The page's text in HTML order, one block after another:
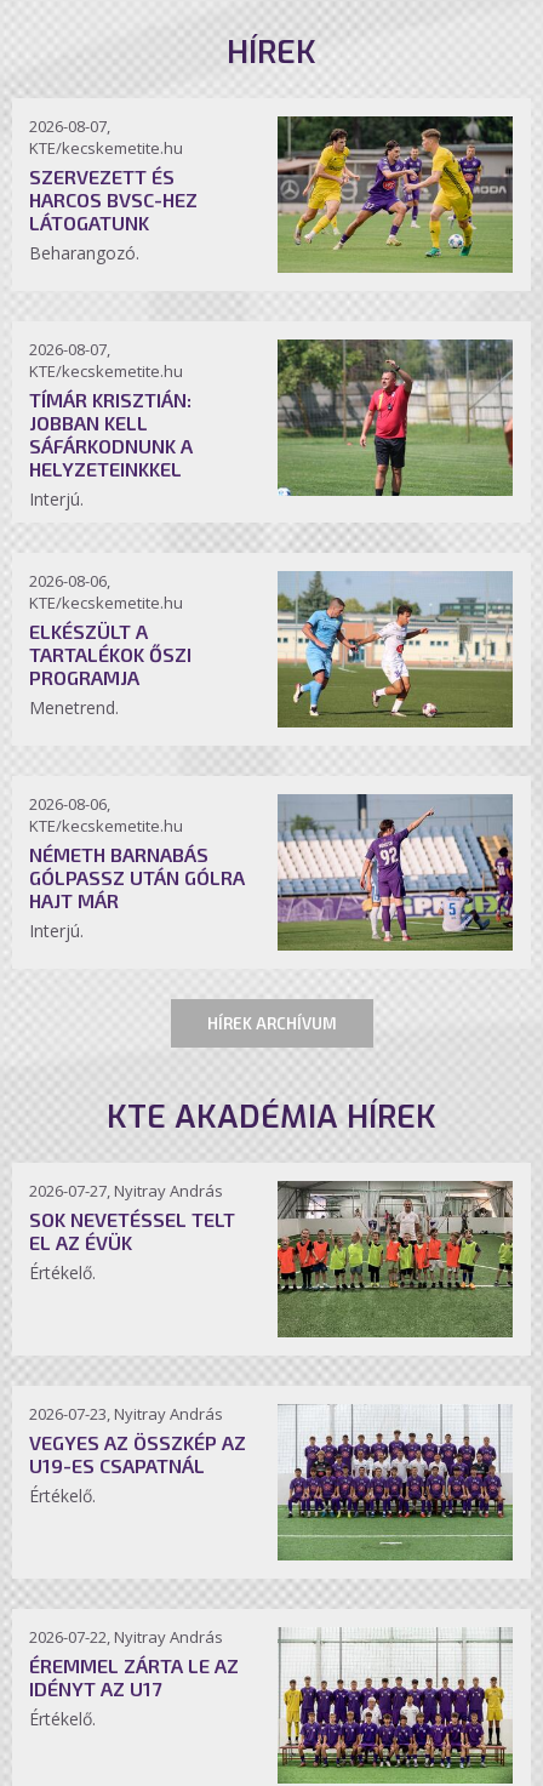
HÍREK
2026-08-07,
KTE/kecskemetite.hu
SZERVEZETT ÉS
HARCOS BVSC-HEZ
LÁTOGATUNK
Beharangozó.
2026-08-07,
KTE/kecskemetite.hu
TÍMÁR KRISZTIÁN:
JOBBAN KELL
SÁFÁRKODNUNK A
HELYZETEINKKEL
Interjú.
2026-08-06,
KTE/kecskemetite.hu
ELKÉSZÜLT A
TARTALÉKOK ŐSZI
PROGRAMJA
Menetrend.
2026-08-06,
KTE/kecskemetite.hu
NÉMETH BARNABÁS
GÓLPASSZ UTÁN GÓLRA
HAJT MÁR
Interjú.
HÍREK ARCHÍVUM
KTE AKADÉMIA HÍREK
2026-07-27, Nyitray András
SOK NEVETÉSSEL TELT
EL AZ ÉVÜK
Értékelő.
2026-07-23, Nyitray András
VEGYES AZ ÖSSZKÉP AZ
U19-ES CSAPATNÁL
Értékelő.
2026-07-22, Nyitray András
ÉREMMEL ZÁRTA LE AZ
IDÉNYT AZ U17
Értékelő.